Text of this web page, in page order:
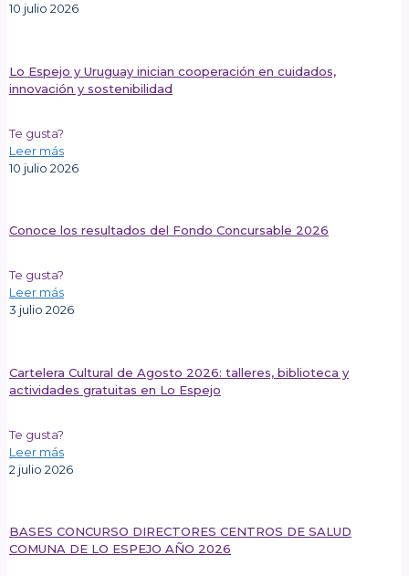
10 julio 2026
Lo Espejo y Uruguay inician cooperación en cuidados,
innovación y sostenibilidad
Te gusta?
Leer más
10 julio 2026
Conoce los resultados del Fondo Concursable 2026
Te gusta?
Leer más
3 julio 2026
Cartelera Cultural de Agosto 2026: talleres, biblioteca y
actividades gratuitas en Lo Espejo
Te gusta?
Leer más
2 julio 2026
BASES CONCURSO DIRECTORES CENTROS DE SALUD
COMUNA DE LO ESPEJO AÑO 2026